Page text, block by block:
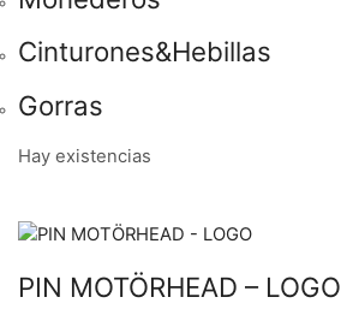
Cinturones&Hebillas
Gorras
Hay existencias
PIN MOTÖRHEAD – LOGO